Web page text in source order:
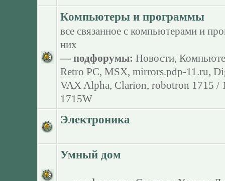
Компьютеры и программы
все связанное с компьютерами и
них
— подфорумы: Новости,
Retro PC, MSX, mirrors.pdp-11.ru,
VAX Alpha, Clarion, robotron 1715 /
1715W
Электроника
Умный дом